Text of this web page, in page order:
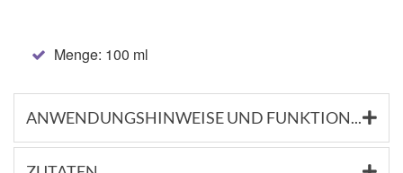
Menge: 100 ml
ANWENDUNGSHINWEISE UND FUNKTIONSSTOFFE